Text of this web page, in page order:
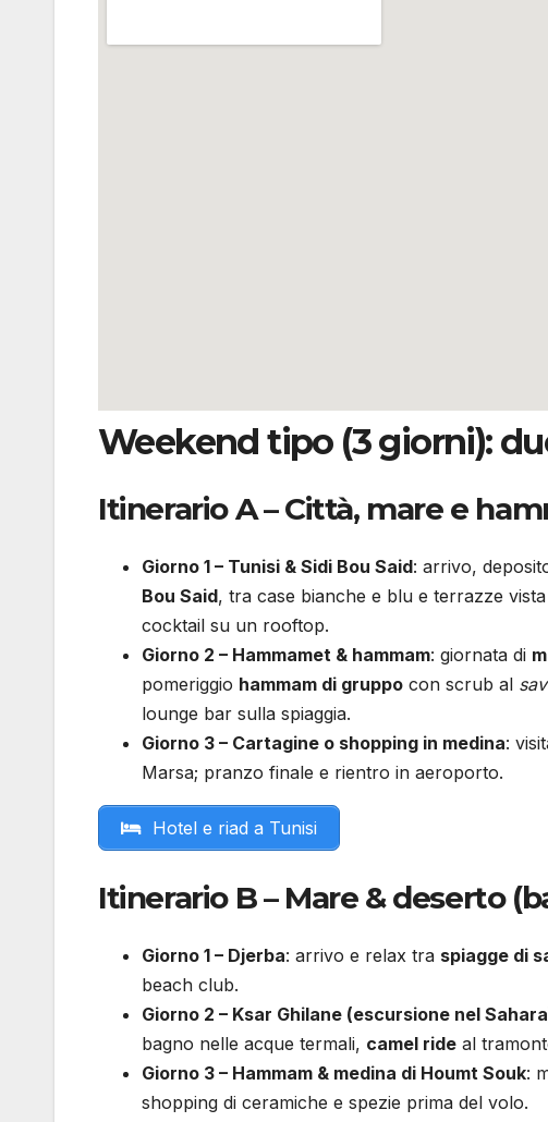
Weekend tipo (3 giorni):
Itinerario A – Città, mare e
Giorno 1 – Tunisi & Sidi Bou Said: arrivo,
Bou Said, tra case bianche e blu e terrazze
cocktail su un rooftop.
Giorno 2 – Hammamet & hammam: giornata di
pomeriggio hammam di gruppo con scrub al
lounge bar sulla spiaggia.
Giorno 3 – Cartagine o shopping in medina:
Marsa; pranzo finale e rientro in aeroporto.
Hotel e riad a Tunisi
Itinerario B – Mare & deserto
Giorno 1 – Djerba: arrivo e relax tra spiagge di
beach club.
Giorno 2 – Ksar Ghilane (escursione nel
bagno nelle acque termali, camel ride al
Giorno 3 – Hammam & medina di Houmt Souk:
shopping di ceramiche e spezie prima del volo.